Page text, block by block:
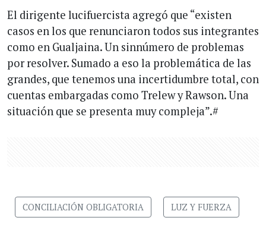
El dirigente lucifuercista agregó que “existen
casos en los que renunciaron todos sus integrantes
como en Gualjaina. Un sinnúmero de problemas
por resolver. Sumado a eso la problemática de las
grandes, que tenemos una incertidumbre total, con
cuentas embargadas como Trelew y Rawson. Una
situación que se presenta muy compleja”.#
CONCILIACIÓN OBLIGATORIA LUZ Y FUERZA